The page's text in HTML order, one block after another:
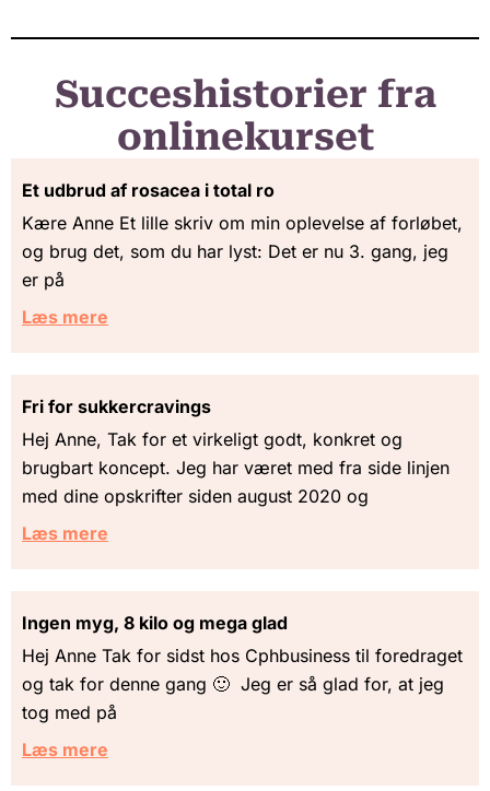
Succeshistorier fra
onlinekurset
Et udbrud af rosacea i total ro
Kære Anne Et lille skriv om min oplevelse af forløbet,
og brug det, som du har lyst: Det er nu 3. gang, jeg
er på
Læs mere
Fri for sukkercravings
Hej Anne, Tak for et virkeligt godt, konkret og
brugbart koncept. Jeg har været med fra side linjen
med dine opskrifter siden august 2020 og
Læs mere
Ingen myg, 8 kilo og mega glad
Hej Anne Tak for sidst hos Cphbusiness til foredraget
og tak for denne gang 🙂 Jeg er så glad for, at jeg
tog med på
Læs mere